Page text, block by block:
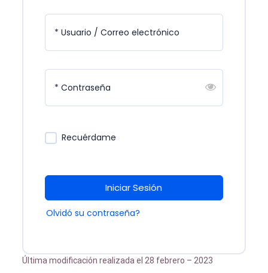
* Usuario / Correo electrónico
* Contraseña
Recuérdame
Iniciar Sesión
Olvidó su contraseña?
Última modificación realizada el 28 febrero – 2023